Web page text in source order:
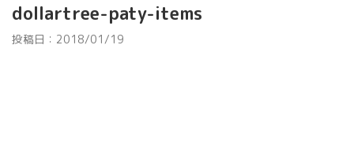
dollartree-paty-items
投稿日： 2018/01/19